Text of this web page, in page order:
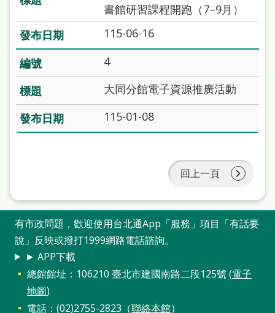
網
站
導
覽
閱
讀
版
常
見
問
書館研習課程開跑（7–9月）
115-06-16
4
大同分館電子資源推廣活動
115-01-08
回上一頁
有市政問題，歡迎使用台北通App「服務」項目「有話要
說」反映或撥打1999網路電話諮詢。
► APP下載
總館館址：106210 臺北市建國南路二段125號 (電子
地圖)
電話：(02)2755-2823（聯絡本館）